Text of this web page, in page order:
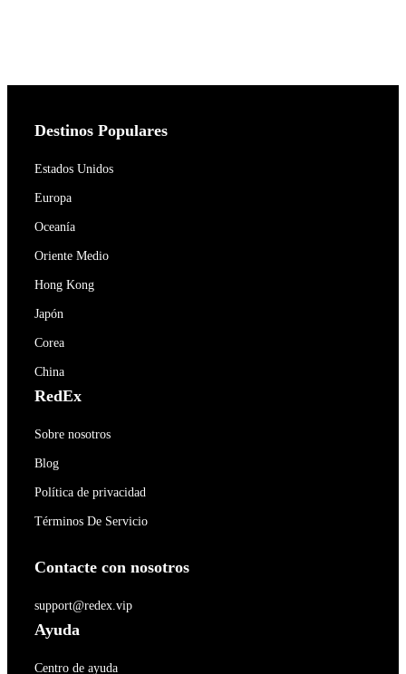
Destinos Populares
Estados Unidos
Europa
Oceanía
Oriente Medio
Hong Kong
Japón
Corea
China
RedEx
Sobre nosotros
Blog
Política de privacidad
Términos De Servicio
Contacte con nosotros
support@redex.vip
Ayuda
Centro de ayuda